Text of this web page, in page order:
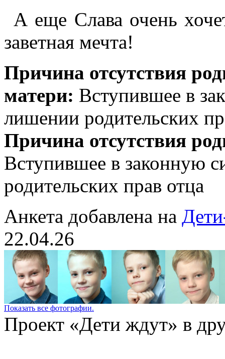
А еще Слава очень
заветная мечта!
Причина отсутствия
матери: Вступившее в
лишении родительских
Причина отсутствия
Вступившее в законную
родительских прав отца
Анкета добавлена на
22.04.26
Показать все фотографии.
Проект «Дети ждут» в